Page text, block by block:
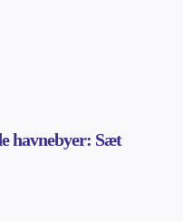
havnebyer: Sæt